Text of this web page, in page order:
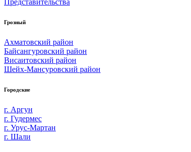
Представительства
Грозный
Ахматовский район
Байсангуровский район
Висаитовский район
Шейх-Мансуровский район
Городские
г. Аргун
г. Гудермес
г. Урус-Мартан
г. Шали